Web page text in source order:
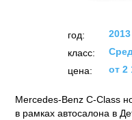
год:
2013
класс:
цена:
от 2
Mercedes-Benz C-Class
в рамках автосалона в